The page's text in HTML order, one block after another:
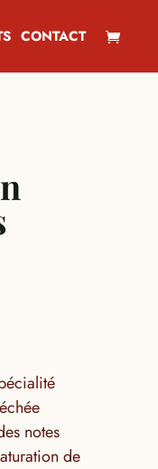
CONTACT
notes
de